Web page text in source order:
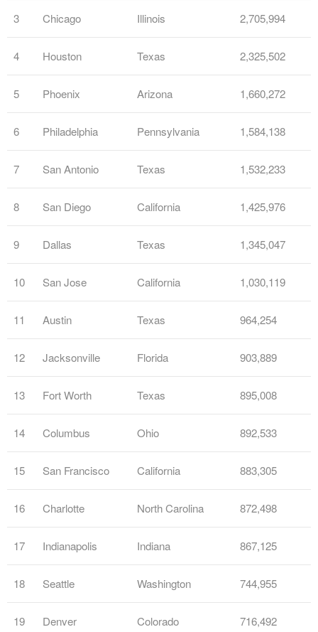
3 Chicago Illinois 2,705,994
4 Houston Texas 2,325,502
5 Phoenix Arizona 1,660,272
6 Philadelphia Pennsylvania 1,584,138
7 San Antonio Texas 1,532,233
8 San Diego California 1,425,976
9 Dallas Texas 1,345,047
10 San Jose California 1,030,119
11 Austin Texas 964,254
12 Jacksonville Florida 903,889
13 Fort Worth Texas 895,008
14 Columbus Ohio 892,533
15 San Francisco California 883,305
16 Charlotte North Carolina 872,498
17 Indianapolis Indiana 867,125
18 Seattle Washington 744,955
19 Denver Colorado 716,492